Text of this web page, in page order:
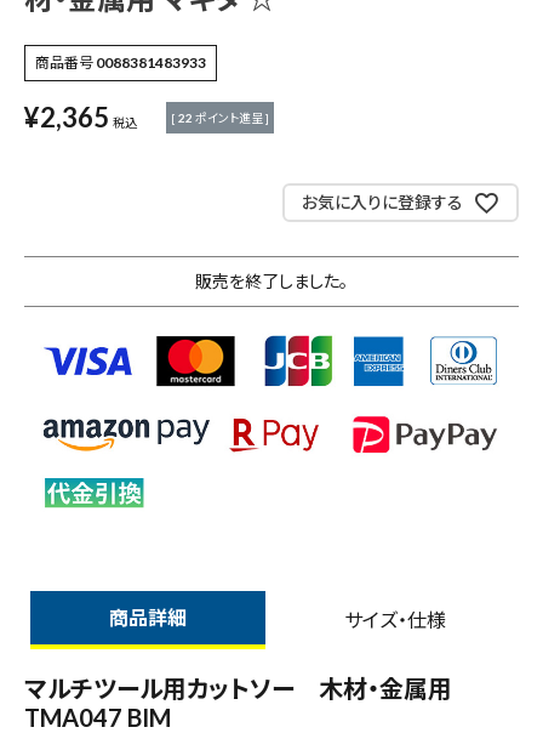
作業工具・大工道具
金物・現場資材
商品番号 0088381483933
¥2,365 税込 [ 22 ポイント進呈 ]
お気に入りに登録する
販売を終了しました。
商品詳細 サイズ・仕様
マルチツール用カットソー 木材・金属用
TMA047 BIM